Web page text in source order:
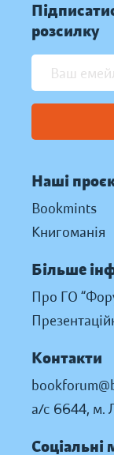
розсилку
Наші
Bookmints
Книгоманія
Більше
Про ГО
Контакти
а/с 6644, м.
Соціальні